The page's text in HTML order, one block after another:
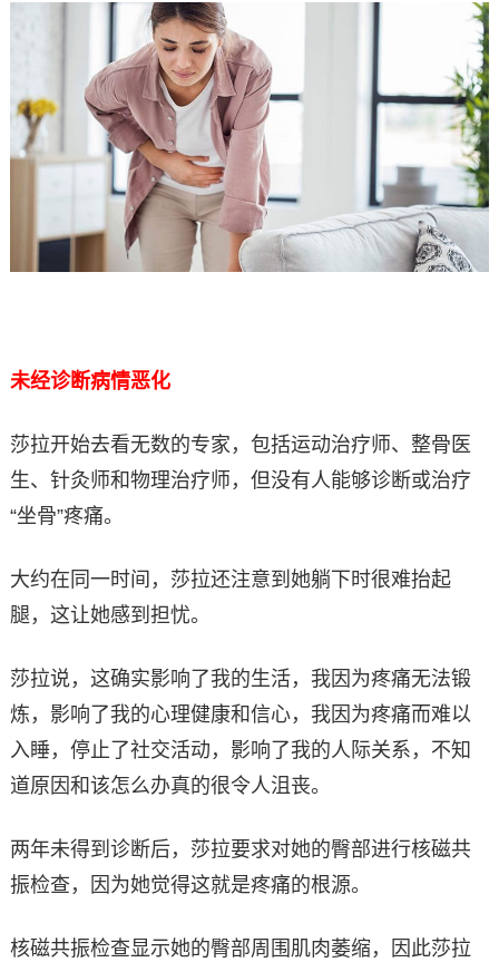
未经诊断病情恶化
莎拉开始去看无数的专家，包括运动治疗师、整骨医
生、针灸师和物理治疗师，但没有人能够诊断或治疗
“坐骨”疼痛。
大约在同一时间，莎拉还注意到她躺下时很难抬起
腿，这让她感到担忧。
莎拉说，这确实影响了我的生活，我因为疼痛无法锻
炼，影响了我的心理健康和信心，我因为疼痛而难以
入睡，停止了社交活动，影响了我的人际关系，不知
道原因和该怎么办真的很令人沮丧。
两年未得到诊断后，莎拉要求对她的臀部进行核磁共
振检查，因为她觉得这就是疼痛的根源。
核磁共振检查显示她的臀部周围肌肉萎缩，因此莎拉